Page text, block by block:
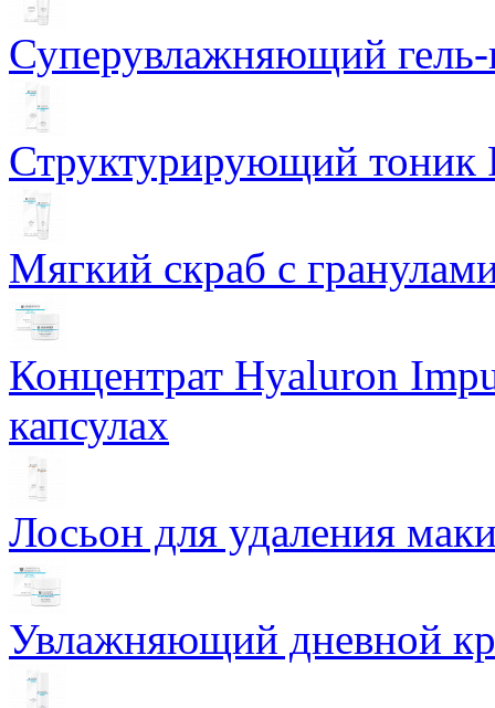
Суперувлажняющий
Структурирующий тоник
Мягкий скраб с
Концентрат Hyaluron
капсулах
Лосьон для удаления
Увлажняющий дневной